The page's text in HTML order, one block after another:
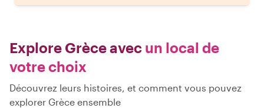
Explore Grèce avec un local de
votre choix
Découvrez leurs histoires, et comment vous pouvez
explorer Grèce ensemble